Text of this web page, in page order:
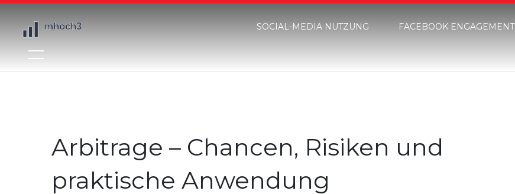
SOCIAL-MEDIA NUTZUNG FACEBOOK ENGAGEMENT
Arbitrage – Chancen, Risiken und
praktische Anwendung